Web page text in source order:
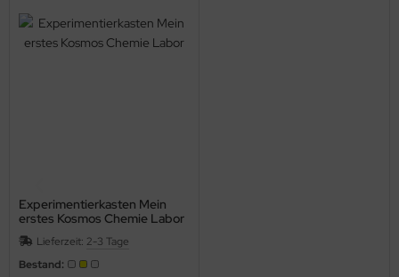
Experimentierkasten Mein
erstes Kosmos Chemie Labor
Lieferzeit: 2-3 Tage
Bestand: